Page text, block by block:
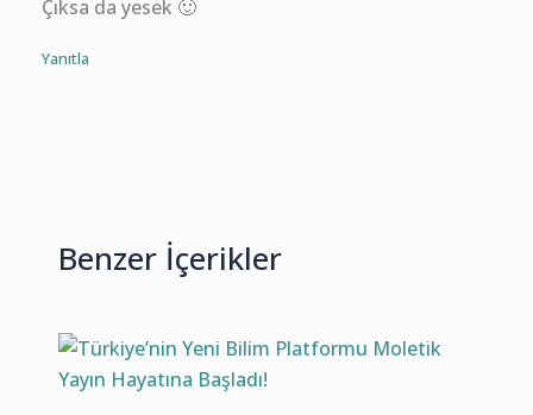
Çıksa da yesek 🙂
Yanıtla
Benzer İçerikler